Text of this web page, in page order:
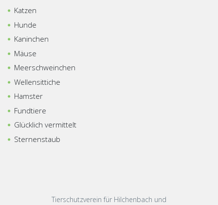
Katzen
Hunde
Kaninchen
Mäuse
Meerschweinchen
Wellensittiche
Hamster
Fundtiere
Glücklich vermittelt
Sternenstaub
Tierschutzverein für Hilchenbach und